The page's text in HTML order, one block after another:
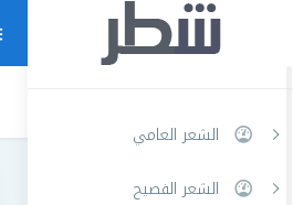
الشعر العامي
الشعر الفصيح